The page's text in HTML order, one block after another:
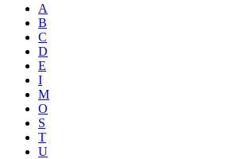
A
B
C
D
E
I
M
O
S
T
U